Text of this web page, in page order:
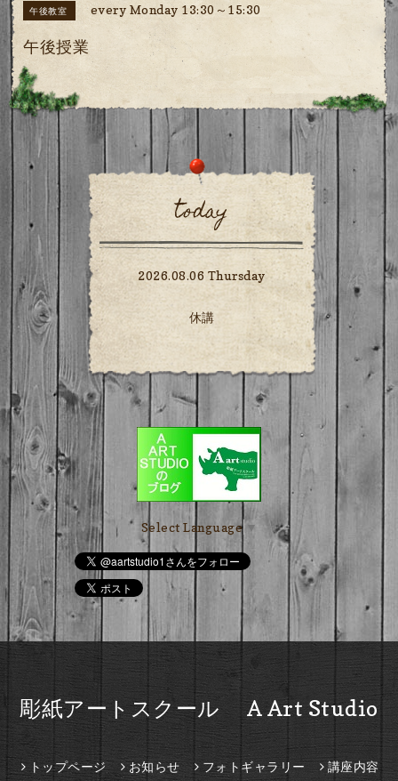
午後教室 every Monday 13:30～15:30
午後授業
today
2026.08.06 Thursday
休講
Select Language ▼
彫紙アートスクール A Art Studio
トップページ お知らせ フォトギャラリー 講座内容